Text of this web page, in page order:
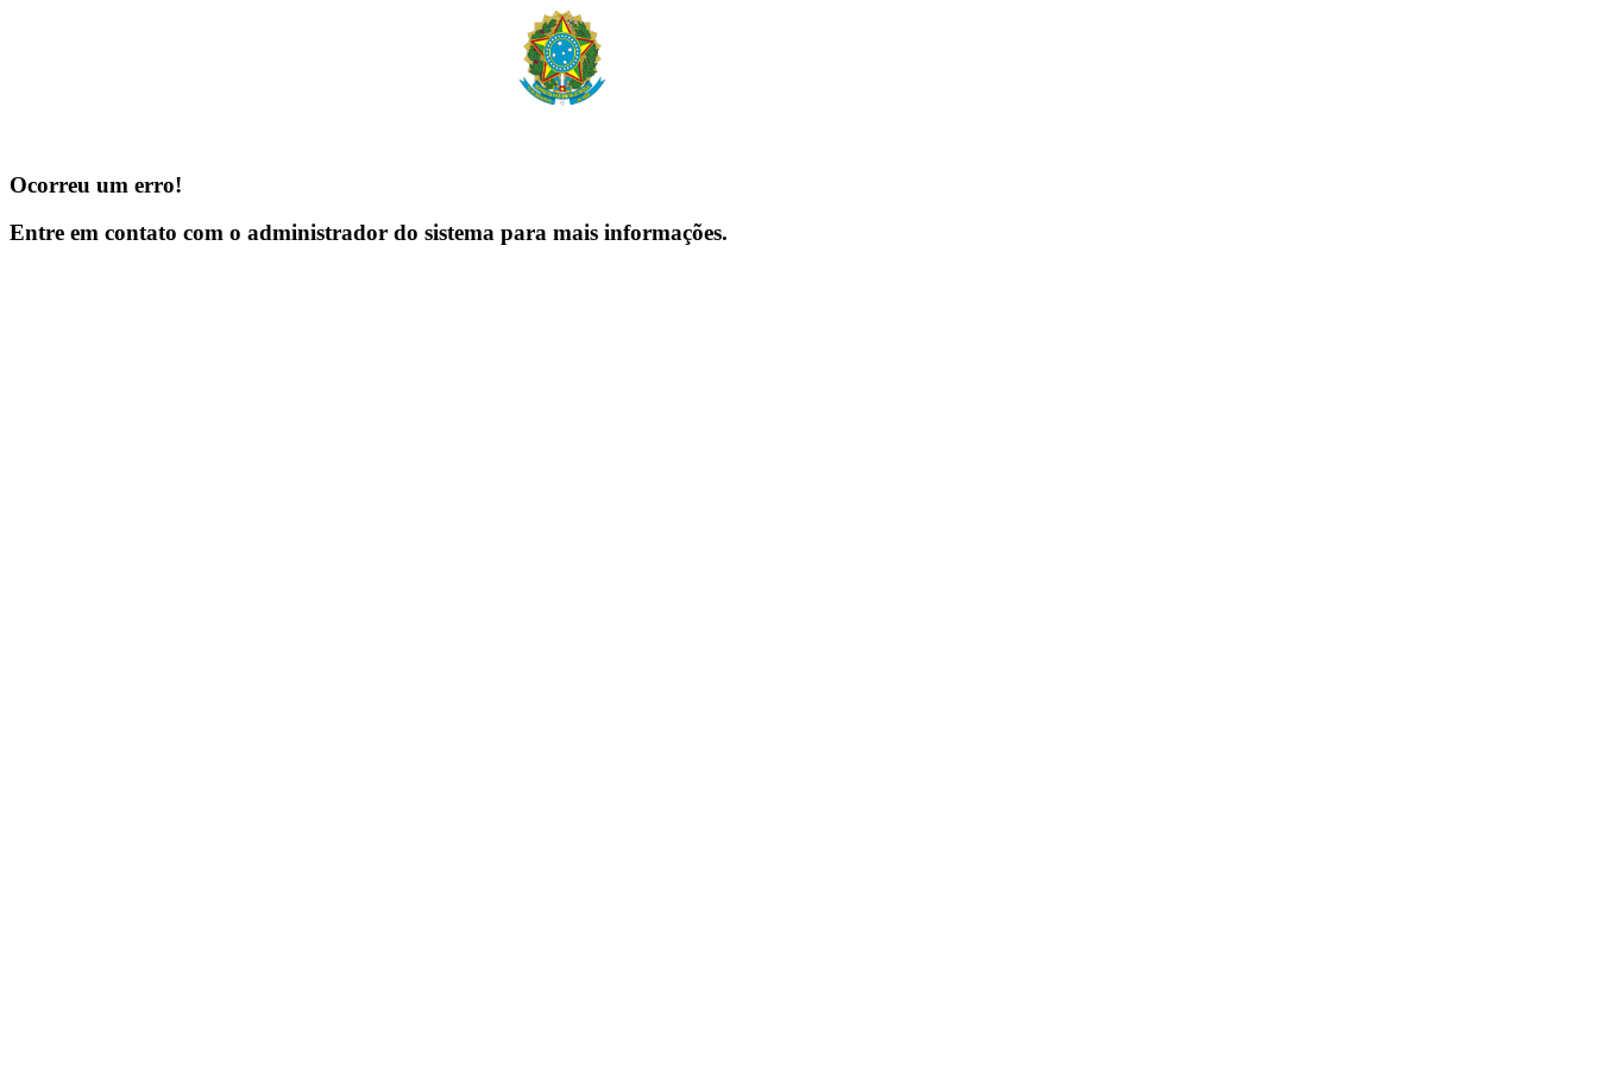
Ocorreu um erro!
Entre em contato com o administrador do sistema para mais informações.